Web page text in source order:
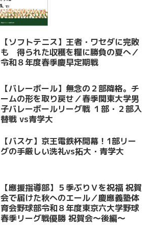
【ソフトテニス】王者・ワセダに完敗
も 得られた収穫を糧に勝負の夏へ／
令和８年度春季慶早定期戦
【バレーボール】無念の２部降格。チ
ームの形を取り戻せ／春季関東大学男
子バレーボールリーグ戦 １部・２部入
替戦 vs青学大
【バスケ】京王電鉄杯開幕！1部リー
グの手厳しい洗礼vs拓大・青学大
【應援指導部】５季ぶりＶを祝福 祝賀
会で届けた秋へのエール／慶應義塾体
育会野球部令和８年度東京六大学野球
春季リーグ戦優勝 祝賀会～後編～